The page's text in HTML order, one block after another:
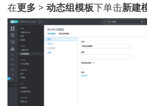
在更多 > 动态组模板下单击新建